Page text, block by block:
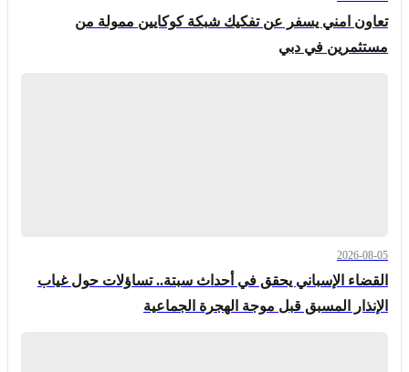
تعاون امني يسفر عن تفكيك شبكة كوكايين ممولة من
مستثمرين في دبي
2026-08-05
القضاء الإسباني يحقق في أحداث سبتة.. تساؤلات حول غياب
الإنذار المسبق قبل موجة الهجرة الجماعية